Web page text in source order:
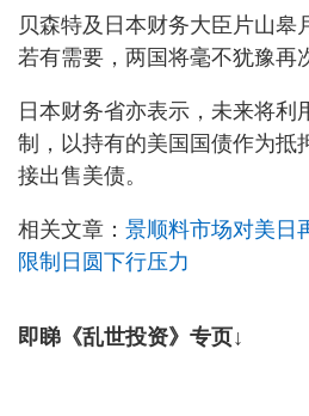
贝森特及日本财务大臣片山皋
若有需要，两国将毫不犹豫再
日本财务省亦表示，未来将利
制，以持有的美国国债作为抵
接出售美债。
相关文章： 景顺料市场对美日
限制日圆下行压力
即睇《乱世投资》专页↓